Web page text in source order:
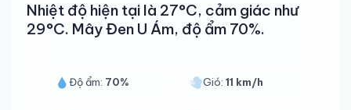
Nhiệt độ hiện tại là 27°C, cảm giác như
29°C. Mây Đen U Ám, độ ẩm 70%.
Độ ẩm: 70% Gió:11 km/h